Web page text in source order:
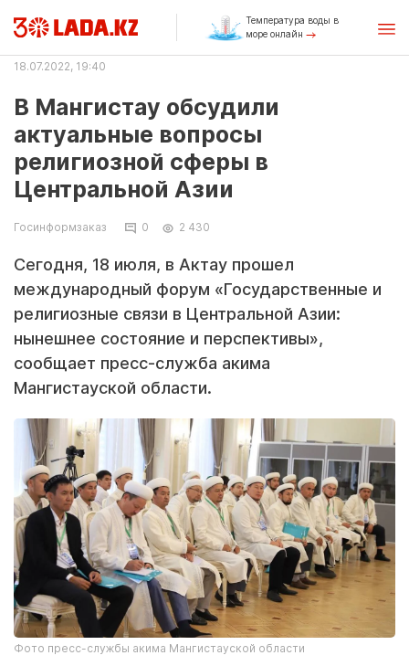
Температура воды в
море онлайн
18.07.2022, 19:40
В Мангистау обсудили
актуальные вопросы
религиозной сферы в
Центральной Азии
Госинформзаказ 0 2 430
Сегодня, 18 июля, в Актау прошел
международный форум «Государственные и
религиозные связи в Центральной Азии:
нынешнее состояние и перспективы»,
сообщает пресс-служба акима
Мангистауской области.
Фото пресс-службы акима Мангистауской области